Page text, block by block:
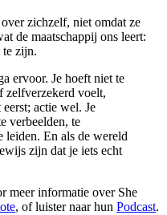
zichzelf, niet omdat ze
de maatschappij ons leert:
zijn.
ervoor. Je hoeft niet te
zelfverzekerd voelt,
actie wel. Je
verbeelden, te
leiden. En als de wereld
zijn dat je iets echt
meer informatie over She
, of luister naar hun Podcast.